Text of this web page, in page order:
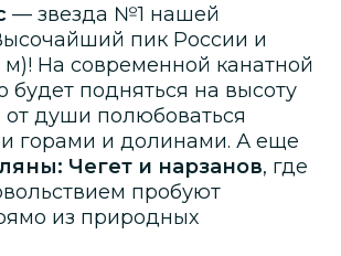
— звезда №1 нашей
пик России и
На современной канатной
будет подняться на высоту
от души полюбоваться
горами и долинами. А еще
Чегет и нарзанов, где
пробуют
из природных